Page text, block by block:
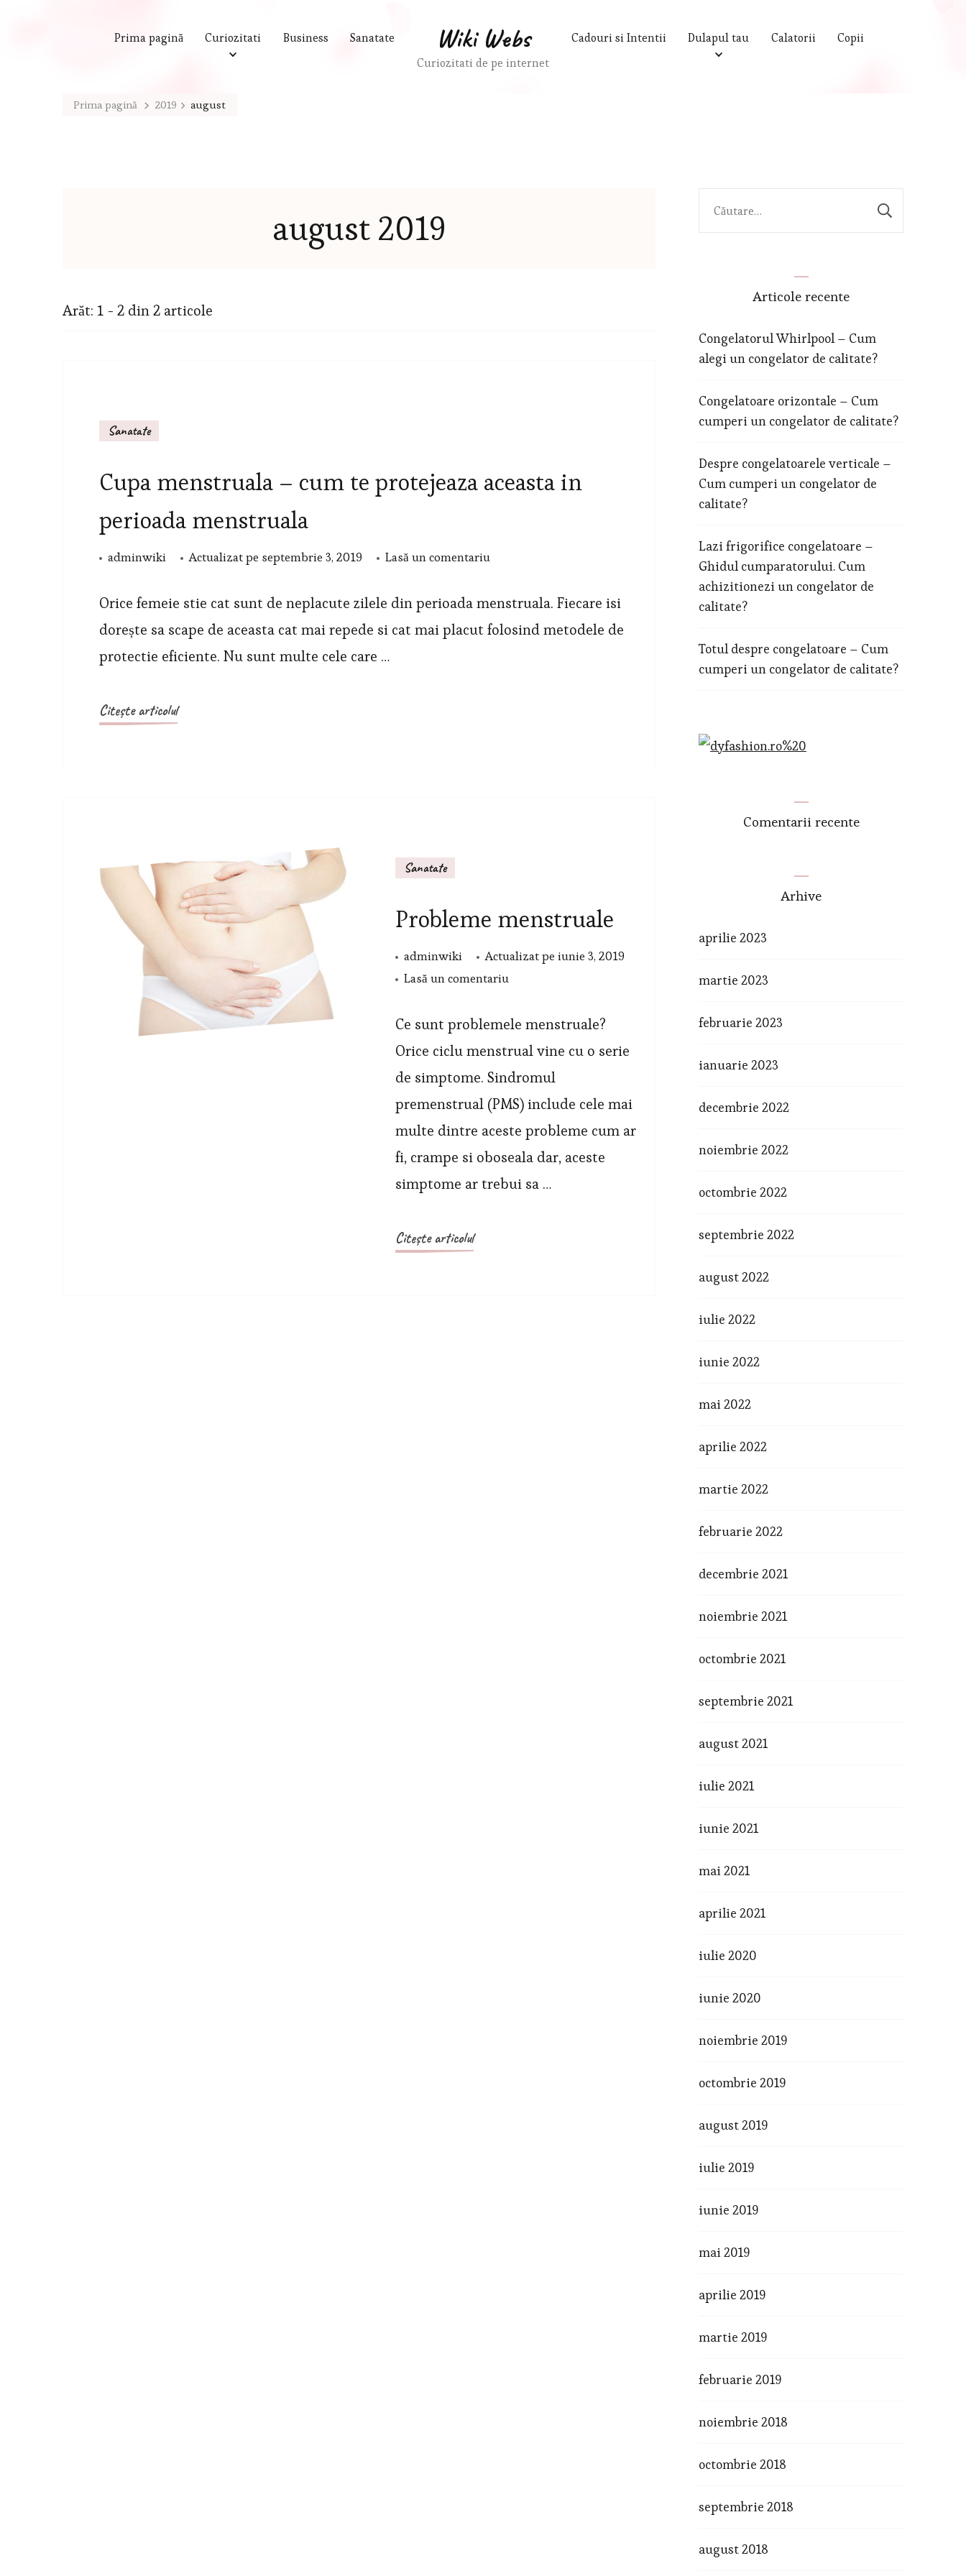
Prima pagină Curiozitati Business Sanatate Cadouri si Intentii Dulapul tau Calatorii Copii
Wiki Webs
Curiozitati de pe internet
Prima pagină 2019 august
august 2019
Arăt: 1 - 2 din 2 articole
Sanatate
Cupa menstruala – cum te protejeaza aceasta in
perioada menstruala
adminwiki Actualizat pe septembrie 3, 2019 Lasă un comentariu
menstruala
–
Orice femeie stie cat sunt de neplacute zilele din perioada menstruala. Fiecare isi
dorește sa scape de aceasta cat mai repede si cat mai placut folosind metodele de
protectie eficiente. Nu sunt multe cele care …
Citește articolul
Sanatate
Probleme menstruale
adminwiki Actualizat pe iunie 3, 2019
Lasă un comentariula
menstruale
Ce sunt problemele menstruale?
Orice ciclu menstrual vine cu o serie
de simptome. Sindromul
premenstrual (PMS) include cele mai
multe dintre aceste probleme cum ar
fi, crampe si oboseala dar, aceste
simptome ar trebui sa …
Citește articolul
Articole recente
Congelatorul Whirlpool – Cum
alegi un congelator de calitate?
Congelatoare orizontale – Cum
cumperi un congelator de calitate?
Despre congelatoarele verticale –
Cum cumperi un congelator de
calitate?
Lazi frigorifice congelatoare –
Ghidul cumparatorului. Cum
achizitionezi un congelator de
calitate?
Totul despre congelatoare – Cum
cumperi un congelator de calitate?
Comentarii recente
Arhive
aprilie 2023
martie 2023
februarie 2023
ianuarie 2023
decembrie 2022
noiembrie 2022
octombrie 2022
septembrie 2022
august 2022
iulie 2022
iunie 2022
mai 2022
aprilie 2022
martie 2022
februarie 2022
decembrie 2021
noiembrie 2021
octombrie 2021
septembrie 2021
august 2021
iulie 2021
iunie 2021
mai 2021
aprilie 2021
iulie 2020
iunie 2020
noiembrie 2019
octombrie 2019
august 2019
iulie 2019
iunie 2019
mai 2019
aprilie 2019
martie 2019
februarie 2019
noiembrie 2018
octombrie 2018
septembrie 2018
august 2018